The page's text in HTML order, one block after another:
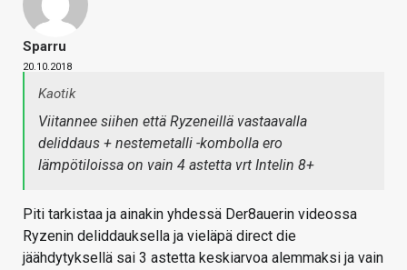
Sparru
20.10.2018
Kaotik
Viitannee siihen että Ryzeneillä vastaavalla
deliddaus + nestemetalli -kombolla ero
lämpötiloissa on vain 4 astetta vrt Intelin 8+
Piti tarkistaa ja ainakin yhdessä Der8auerin videossa
Ryzenin deliddauksella ja vieläpä direct die
jäähdytyksellä sai 3 astetta keskiarvoa alemmaksi ja vain